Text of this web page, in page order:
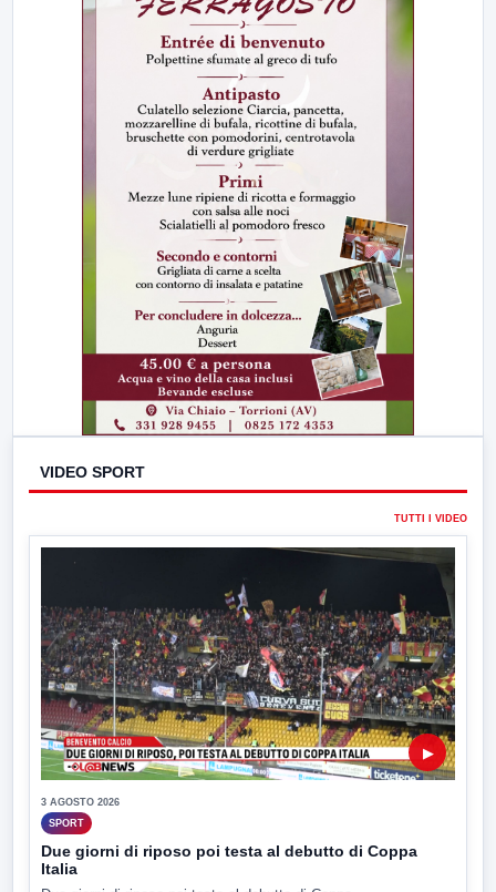
VIDEO SPORT
TUTTI I VIDEO
▶
3 AGOSTO 2026
SPORT
Due giorni di riposo poi testa al debutto di Coppa
Italia